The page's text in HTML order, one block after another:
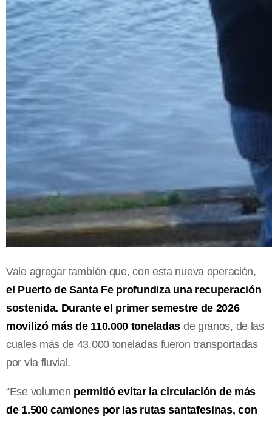
Vale agregar también que, con esta nueva operación,
el Puerto de Santa Fe profundiza una recuperación
sostenida. Durante el primer semestre de 2026
movilizó más de 110.000 toneladas de granos, de las
cuales más de 43.000 toneladas fueron transportadas
por vía fluvial.
“Ese volumen permitió evitar la circulación de más
de 1.500 camiones por las rutas santafesinas, con